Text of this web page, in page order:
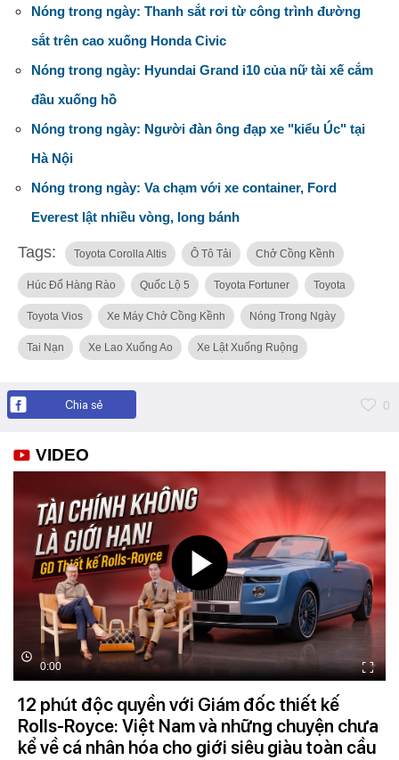
Nóng trong ngày: Thanh sắt rơi từ công trình đường
sắt trên cao xuống Honda Civic
Nóng trong ngày: Hyundai Grand i10 của nữ tài xế cắm
đầu xuống hồ
Nóng trong ngày: Người đàn ông đạp xe "kiểu Úc" tại
Hà Nội
Nóng trong ngày: Va chạm với xe container, Ford
Everest lật nhiều vòng, long bánh
Tags: Toyota Corolla Altis Ô Tô Tải Chở Cồng Kềnh
Húc Đổ Hàng Rào Quốc Lộ 5 Toyota Fortuner Toyota
Toyota Vios Xe Máy Chở Cồng Kềnh Nóng Trong Ngày
Tai Nạn Xe Lao Xuống Ao Xe Lật Xuống Ruộng
Chia sẻ 0
VIDEO
0:00
12 phút độc quyền với Giám đốc thiết kế
Rolls-Royce: Việt Nam và những chuyện chưa
kể về cá nhân hóa cho giới siêu giàu toàn cầu